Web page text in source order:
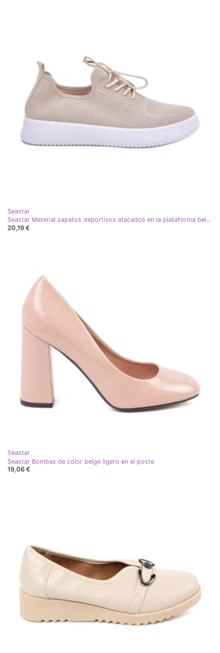
Seastar
Seastar Material zapatos deportivos atacados en la plataforma beige para mujeres
20,19 €
Seastar
Seastar Bombas de color beige ligero en el poste
19,06 €